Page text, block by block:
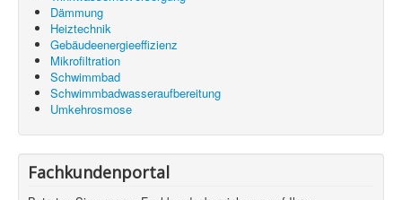
Dämmung
Heiztechnik
Gebäudeenergieeffizienz
Mikrofiltration
Schwimmbad
Schwimmbadwasseraufbereitung
Umkehrosmose
Fachkundenportal